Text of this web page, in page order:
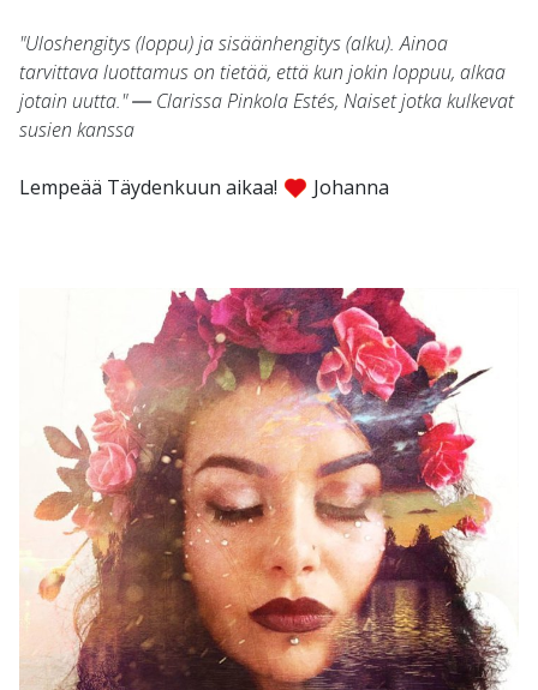
"Uloshengitys (loppu) ja sisäänhengitys (alku). Ainoa
tarvittava luottamus on tietää, että kun jokin loppuu, alkaa
jotain uutta." ― Clarissa Pinkola Estés, Naiset jotka kulkevat
susien kanssa
Lempeää Täydenkuun aikaa! Johanna